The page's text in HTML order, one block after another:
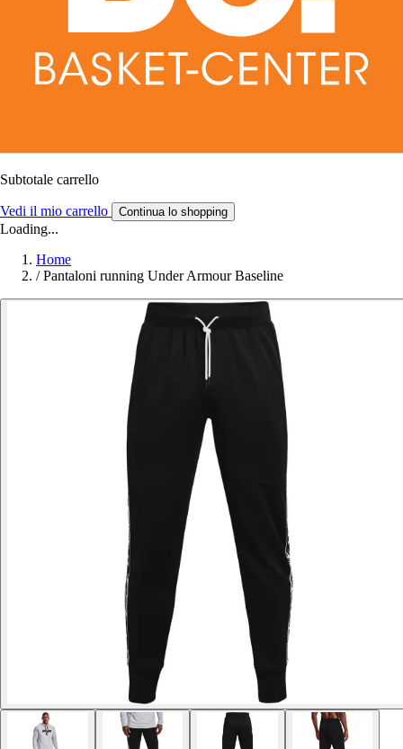
Subtotale carrello
Vedi il mio carrello Continua lo shopping
Loading...
Home
/ Pantaloni running Under Armour Baseline